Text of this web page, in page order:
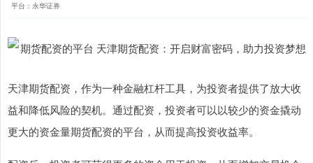
平台：永华证券
天津期货配资，作为一种金融杠杆工具，为投资者提供了放大收
益和降低风险的契机。通过配资，投资者可以以较少的资金撬动
更大的资金量期货配资的平台，从而提高投资收益率。